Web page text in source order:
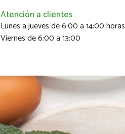
Atención a clientes
Lunes a jueves de 6:00 a 14:00 horas
Viernes de 6:00 a 13:00